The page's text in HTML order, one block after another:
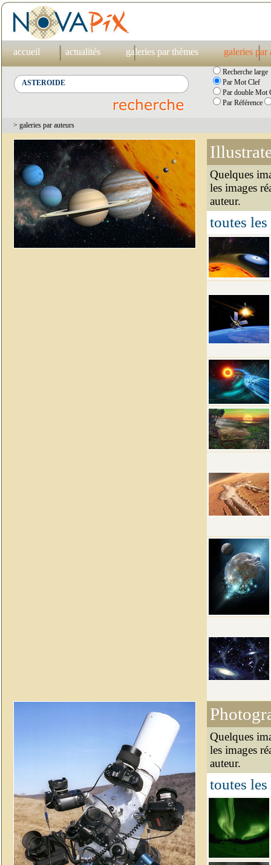
accueil actualités galeries par thèmes galeries par
Recherche large
Par Mot Clef
Par double Mot
Par Référence
> galeries par auteurs
Quelques
les images
auteur.
toutes
Quelques
les images
auteur.
toutes